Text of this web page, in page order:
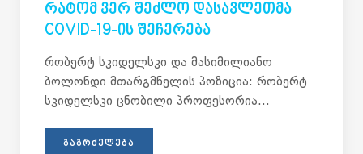
ᲠᲐᲢᲝᲛ ᲕᲔᲠ ᲨᲔᲫᲚᲝ ᲓᲐᲡᲐᲕᲚᲔᲗᲛᲐ
COVID-19-ᲘᲡ ᲨᲔᲩᲔᲠᲔᲑᲐ
რობერტ სკიდელსკი და მასიმილიანო
ბოლონდი მთარგმნელის პოზიცია: რობერტ
სკიდელსკი ცნობილი პროფესორია...
ᲒᲐᲒᲠᲫᲔᲚᲔᲑᲐ